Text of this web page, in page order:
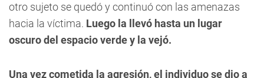
otro sujeto se quedó y continuó con las amenazas
hacia la víctima. Luego la llevó hasta un lugar
oscuro del espacio verde y la vejó.
Una vez cometida la agresión, el individuo se dio a